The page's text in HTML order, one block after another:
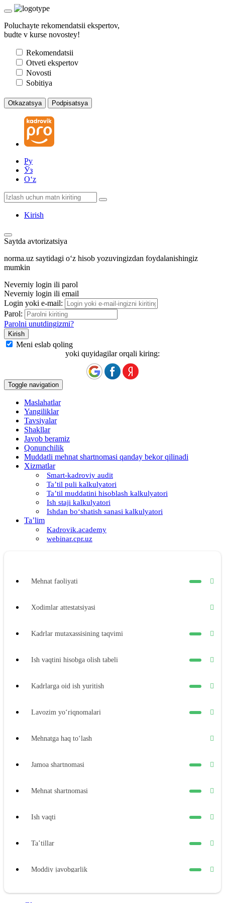
Poluchayte rekomendatsii ekspertov,
budte v kurse novostey!
Rekomendatsii
Otveti ekspertov
Novosti
Sobitiya
Otkazatsya Podpisatsya
Ру
Ўз
Oʻz
Kirish
Saytda avtorizatsiya
norma.uz saytidagi oʻz hisob yozuvingizdan foydalanishingiz
mumkin
Neverniy login ili parol
Neverniy login ili email
Login yoki e-mail:
Parol:
Parolni unutdingizmi?
Meni eslab qoling
yoki quyidagilar orqali kiring:
Toggle navigation
Maslahatlar
Yangiliklar
Tavsiyalar
Shakllar
Javob beramiz
Qonunchilik
Muddatli mehnat shartnomasi qanday bekor qilinadi
Xizmatlar
Smart-kadroviy audit
Ta’til puli kalkulyatori
Ta’til muddatini hisoblash kalkulyatori
Ish staji kalkulyatori
Ishdan boʻshatish sanasi kalkulyatori
Ta’lim
Kadrovik.academy
webinar.cpr.uz
Mehnat faoliyati
Xodimlar attestatsiyasi
Kadrlar mutaхassisining taqvimi
Ish vaqtini hisobga olish tabeli
Kadrlarga oid ish yuritish
Lavozim yoʻriqnomalari
Mehnatga haq toʻlash
Jamoa shartnomasi
Mehnat shartnomasi
Ish vaqti
Ta’tillar
Moddiy javobgarlik
Xodimning moddiy javobgarligi